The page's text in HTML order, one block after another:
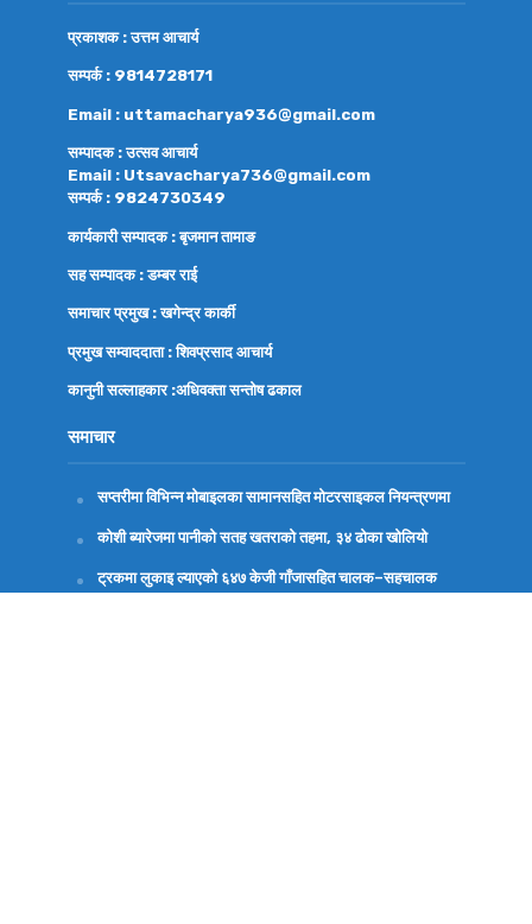
प्रकाशक : उत्तम आचार्य
सम्पर्क : 9814728171
Email : uttamacharya936@gmail.com
सम्पादक : उत्सव आचार्य
Email : Utsavacharya736@gmail.com
सम्पर्क : 9824730349
कार्यकारी सम्पादक : बृजमान तामाङ
सह सम्पादक : डम्बर राई
समाचार प्रमुख : खगेन्द्र कार्की
प्रमुख सम्वाददाता : शिवप्रसाद आचार्य
कानुनी सल्लाहकार :अधिवक्तासन्तोष ढकाल
समाचार
सप्तरीमा विभिन्न मोबाइलका सामानसहित मोटरसाइकल नियन्त्रणमा
कोशी ब्यारेजमा पानीको सतह खतराको तहमा, ३४ ढोका खोलियो
ट्रकमा लुकाइ ल्याएको ६४७ केजी गाँजासहित चालक–सहचालक